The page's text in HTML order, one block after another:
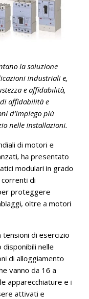
la soluzione
industriali e,
e affidabilità,
affidabilità e
d’impiego più
nelle installazioni.
di motori e
ha presentato
modulari in grado
di
proteggere
oltre a motori
di esercizio
disponibili nelle
di alloggiamento
vanno da 16 a
apparecchiature e i
attivati e